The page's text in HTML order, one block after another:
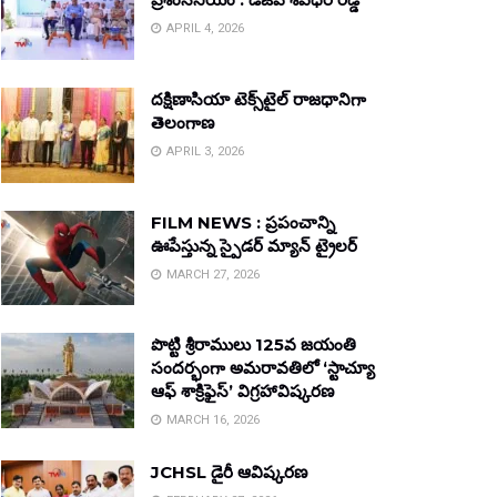
APRIL 4, 2026
దక్షిణాసియా టెక్స్‌టైల్ రాజధానిగా
తెలంగాణ
APRIL 3, 2026
FILM NEWS : ప్రపంచాన్ని
ఊపేస్తున్న స్పైడర్ మ్యాన్ ట్రైలర్
MARCH 27, 2026
పొట్టి శ్రీరాములు 125వ జయంతి
సందర్భంగా అమరావతిలో ‘స్టాచ్యూ
ఆఫ్ శాక్రిఫైస్’ విగ్రహావిష్కరణ
MARCH 16, 2026
JCHSL డైరీ ఆవిష్కరణ